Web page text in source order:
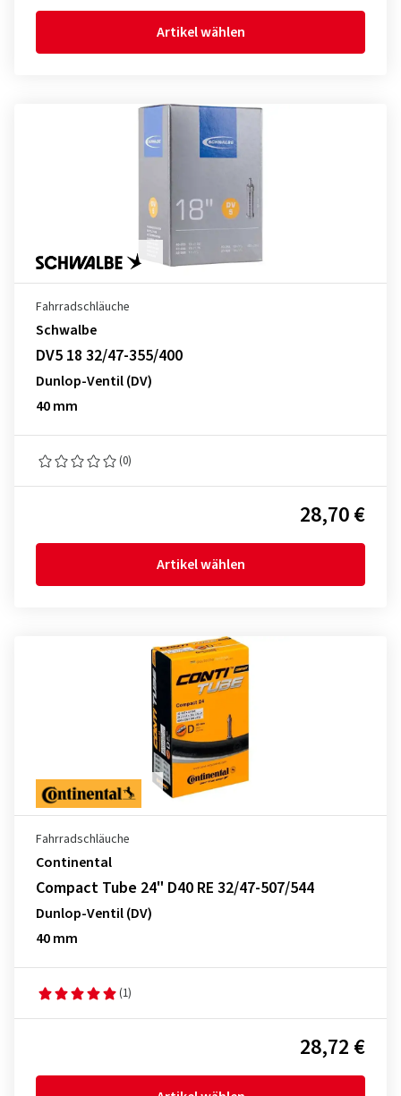
Artikel wählen
Fahrradschläuche
Schwalbe
DV5 18 32/47-355/400
Dunlop-Ventil (DV)
40 mm
(0)
28,70 €
Artikel wählen
Fahrradschläuche
Continental
Compact Tube 24" D40 RE 32/47-507/544
Dunlop-Ventil (DV)
40 mm
(1)
28,72 €